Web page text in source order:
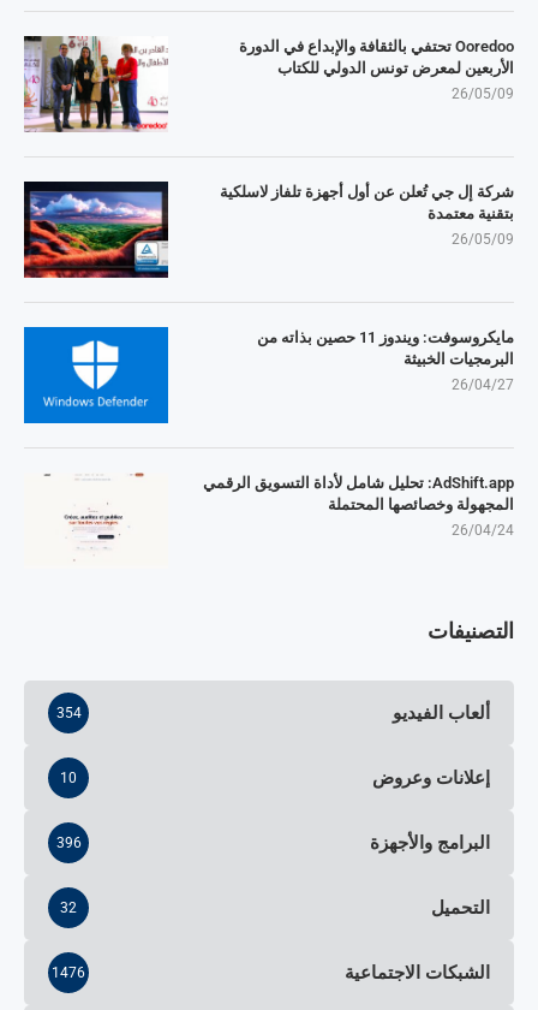
Ooredoo تحتفي بالثقافة والإبداع في الدورة
الأربعين لمعرض تونس الدولي للكتاب
26/05/09
شركة إل جي تُعلن عن أول أجهزة تلفاز لاسلكية
بتقنية معتمدة
26/05/09
مايكروسوفت: ويندوز 11 حصين بذاته من
البرمجيات الخبيثة
26/04/27
AdShift.app: تحليل شامل لأداة التسويق الرقمي
المجهولة وخصائصها المحتملة
26/04/24
التصنيفات
ألعاب الفيديو 354
إعلانات وعروض 10
البرامج والأجهزة 396
التحميل 32
الشبكات الاجتماعية 1476